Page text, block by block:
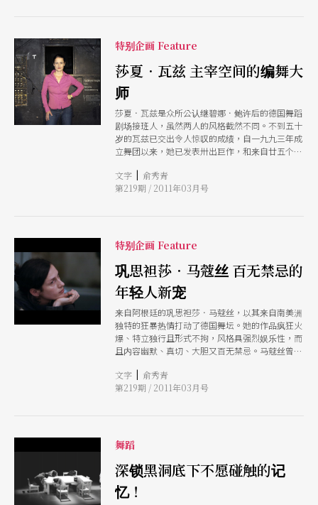
特别企画 Feature
莎夏．瓦兹 主宰空间的编舞大
师
莎夏．瓦兹是众所公认继碧娜．鲍许后的德国舞蹈
剧场接班人，虽然两人的风格截然不同。不到五十
岁的瓦兹已交出令人惊叹的成绩，自一九九三年成
立舞团以来，她已发表卅出巨作，和来自廿五个国
断地推出新作以外，舞团一年演出超过一百场次，
经常在国内外巡回的节目高达十七个制作。这颗德
文字 | 俞秀青
第219期 / 2011年03月号
特别企画 Feature
巩思袒莎．马蔻丝 百无禁忌的
年轻人新宠
来自阿根廷的巩思袒莎．马蔻丝，以其来自南美洲
独特的狂暴热情打动了德国舞坛。她的作品疯狂火
爆、特立独行且形式不拘，风格具强烈娱乐性，而
且内容幽默、真切、大胆又百无禁忌。马蔻丝曾在
念性舞蹈，好像在对观众说，你们蠢到看不懂台上
发生的事。我认为舞蹈可以同时兼具聪明、好看又
文字 | 俞秀青
第219期 / 2011年03月号
舞蹈
深锁黑洞底下不愿碰触的记
忆！